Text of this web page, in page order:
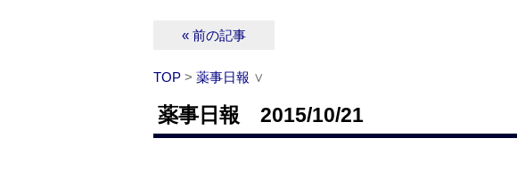
« 前の記事
TOP > 薬事日報 ∨
薬事日報 2015/10/21